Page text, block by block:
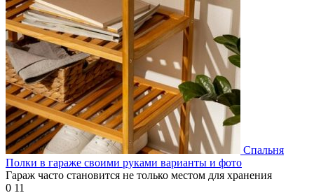
Спальня
Полки в гараже своими руками варианты и фото
Гараж часто становится не только местом для хранения
0 11